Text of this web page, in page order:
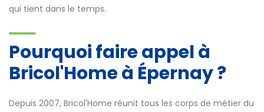
qui tient dans le temps.
Pourquoi faire appel à
Bricol'Home à Épernay ?
Depuis 2007, Bricol'Home réunit tous les corps de métier du